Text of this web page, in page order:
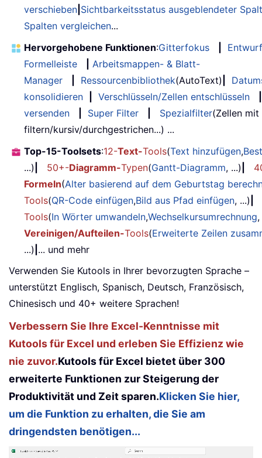
verschieben Sichtbarkeitsstatus ausgeblendeter
Spalten vergleichen...
Hervorgehobene Funktionen:Gitterfokus
Entwurf
Formelleiste
Arbeitsmappen- & Blatt-
Manager
Ressourcenbibliothek(AutoText)
konsolidieren
Verschlüsseln/Zellen entschlüsseln
versenden
Super Filter Spezialfilter(Zellen
filtern/kursiv/durchgestrichen...) ...
Top-15-Toolsets:12-Text-Tools(Text hinzufügen,
...)
50+-Diagramm-Typen(Gantt-Diagramm, ...)
Formeln(Alter basierend auf dem Geburtstag
Tools(QR-Code einfügen,Bild aus Pfad einfügen, ...)
Tools(In Wörter umwandeln,Wechselkursumrechnung
Vereinigen/Aufteilen-Tools(Erweiterte Zeilen
...) ... und mehr
Verwenden Sie Kutools in Ihrer bevorzugten Sprache –
unterstützt Englisch, Spanisch, Deutsch, Französisch,
Chinesisch und 40+ weitere Sprachen!
Verbessern Sie Ihre Excel-Kenntnisse mit
Kutools für Excel und erleben Sie Effizienz wie
nie zuvor.Kutools für Excel bietet über 300
erweiterte Funktionen zur Steigerung der
Produktivität und Zeit sparen.Klicken Sie hier,
um die Funktion zu erhalten, die Sie am
dringendsten benötigen...